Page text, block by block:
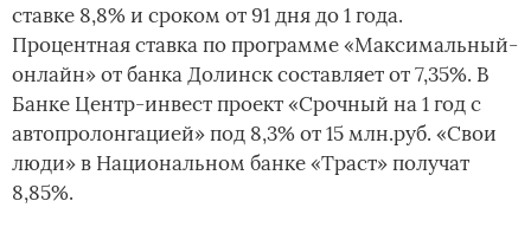
ставке 8,8% и сроком от 91 дня до 1 года.
Процентная ставка по программе «Максимальный-
онлайн» от банка Долинск составляет от 7,35%. В
Банке Центр-инвест проект «Срочный на 1 год с
автопролонгацией» под 8,3% от 15 млн.руб. «Свои
люди» в Национальном банке «Траст» получат
8,85%.